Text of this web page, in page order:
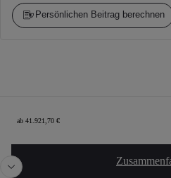
Persönlichen Beitrag berechnen
ab 41.921,70 €
Zurück